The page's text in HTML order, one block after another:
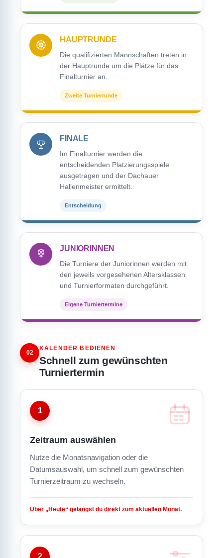
HAUPTRUNDE
Die qualifizierten Mannschaften treten in
der Hauptrunde um die Plätze für das
Finalturnier an.
Zweite Turnierrunde
FINALE
Im Finalturnier werden die
entscheidenden Platzierungsspiele
ausgetragen und der Dachauer
Hallenmeister ermittelt.
Entscheidung
JUNIORINNEN
Die Turniere der Juniorinnen werden mit
den jeweils vorgesehenen Altersklassen
und Turnierformaten durchgeführt.
Eigene Turniertermine
02
KALENDER BEDIENEN
Schnell zum gewünschten
Turniertermin
1
Zeitraum auswählen
Nutze die Monatsnavigation oder die
Datumsauswahl, um schnell zum gewünschten
Turnierzeitraum zu wechseln.
Über „Heute“ gelangst du direkt zum aktuellen Monat.
2